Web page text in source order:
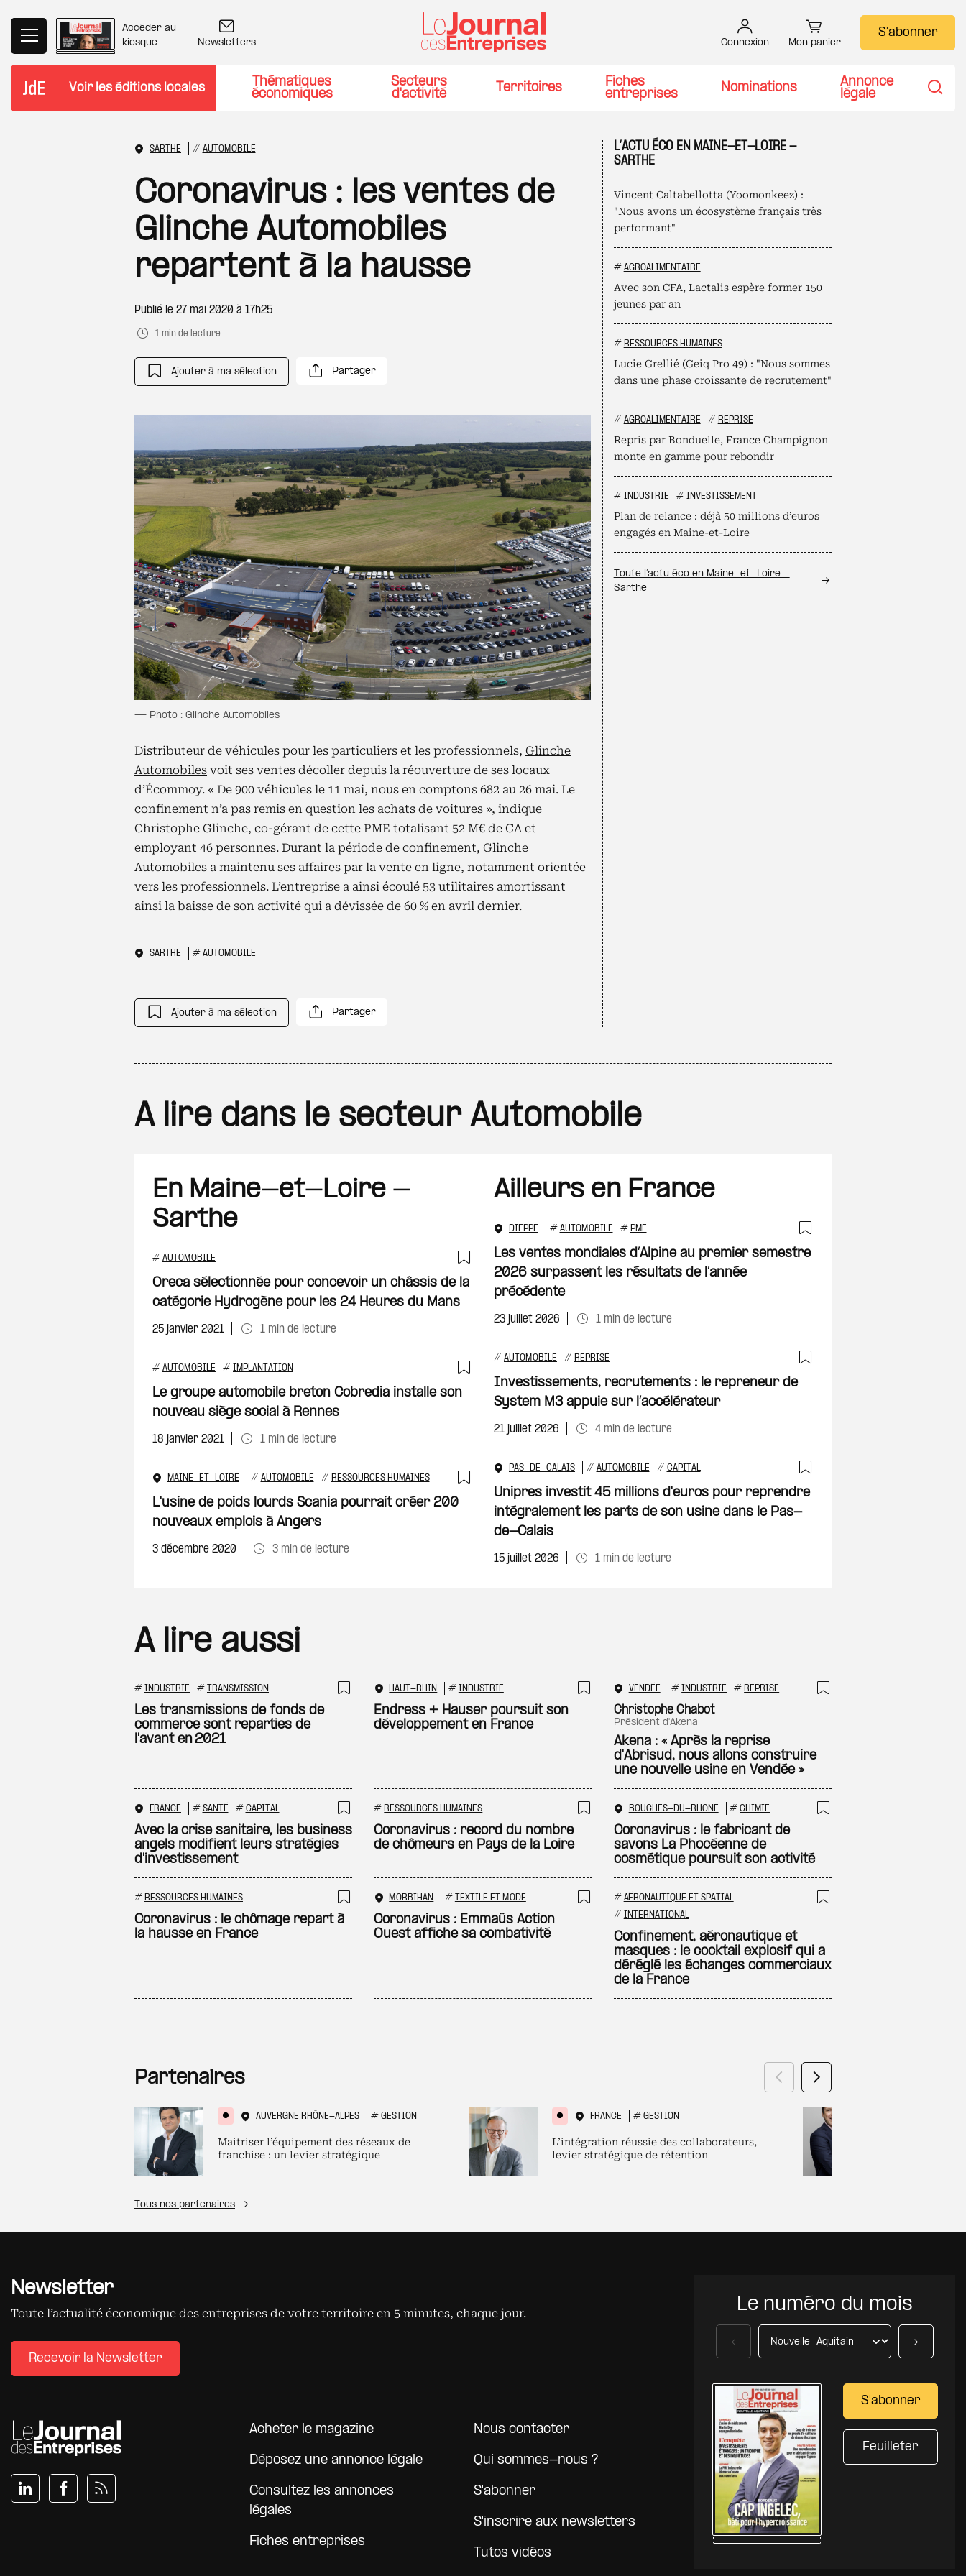
Accéder au
kiosque
Newsletters Connexion Mon panier
S'abonner
Voir les éditions locales
Thématiques
économiques
Secteurs
d'activité
Territoires
Fiches
entreprises
Nominations
Annonce
légale
SARTHE # AUTOMOBILE
Coronavirus : les ventes de
Glinche Automobiles
repartent à la hausse
Publié le 27 mai 2020 à 17h25
1 min de lecture
Ajouter à ma sélection Partager
— Photo : Glinche Automobiles
Distributeur de véhicules pour les particuliers et les professionnels, Glinche
Automobiles voit ses ventes décoller depuis la réouverture de ses locaux
d’Écommoy. « De 900 véhicules le 11 mai, nous en comptons 682 au 26 mai. Le
confinement n’a pas remis en question les achats de voitures », indique
Christophe Glinche, co-gérant de cette PME totalisant 52 M€ de CA et
employant 46 personnes. Durant la période de confinement, Glinche
Automobiles a maintenu ses affaires par la vente en ligne, notamment orientée
vers les professionnels. L’entreprise a ainsi écoulé 53 utilitaires amortissant
ainsi la baisse de son activité qui a dévissée de 60 % en avril dernier.
SARTHE # AUTOMOBILE
Ajouter à ma sélection Partager
L’ACTU ÉCO EN MAINE-ET-LOIRE -
SARTHE
Vincent Caltabellotta (Yoomonkeez) :
"Nous avons un écosystème français très
performant"
# AGROALIMENTAIRE
Avec son CFA, Lactalis espère former 150
jeunes par an
# RESSOURCES HUMAINES
Lucie Grellié (Geiq Pro 49) : "Nous sommes
dans une phase croissante de recrutement"
# AGROALIMENTAIRE # REPRISE
Repris par Bonduelle, France Champignon
monte en gamme pour rebondir
# INDUSTRIE # INVESTISSEMENT
Plan de relance : déjà 50 millions d’euros
engagés en Maine-et-Loire
Toute l’actu éco en Maine-et-Loire -
Sarthe
A lire dans le secteur Automobile
En Maine-et-Loire -
Sarthe
# AUTOMOBILE
Ajouter à ma sélection
Oreca sélectionnée pour concevoir un châssis de la
catégorie Hydrogène pour les 24 Heures du Mans
25 janvier 2021 1 min de lecture
# AUTOMOBILE # IMPLANTATION
Ajouter à ma sélection
Le groupe automobile breton Cobredia installe son
nouveau siège social à Rennes
18 janvier 2021 1 min de lecture
MAINE-ET-LOIRE # AUTOMOBILE # RESSOURCES HUMAINES
Ajouter à ma sélection
L'usine de poids lourds Scania pourrait créer 200
nouveaux emplois à Angers
3 décembre 2020 3 min de lecture
Ailleurs en France
DIEPPE # AUTOMOBILE # PME
Ajouter à ma
Les ventes mondiales d’Alpine au premier semestre
2026 surpassent les résultats de l’année
précédente
23 juillet 2026 1 min de lecture
# AUTOMOBILE # REPRISE
Ajouter à ma
Investissements, recrutements : le repreneur de
System M3 appuie sur l’accélérateur
21 juillet 2026 4 min de lecture
PAS-DE-CALAIS # AUTOMOBILE # CAPITAL
Ajouter à ma
Unipres investit 45 millions d'euros pour reprendre
intégralement les parts de son usine dans le Pas-
de-Calais
15 juillet 2026 1 min de lecture
A lire aussi
# INDUSTRIE # TRANSMISSION
Ajouter à ma sélection
Les transmissions de fonds de
commerce sont reparties de
l'avant en 2021
HAUT-RHIN # INDUSTRIE
Ajouter à ma sélection
Endress + Hauser poursuit son
développement en France
VENDÉE #INDUSTRIE #REPRISE
Christophe Chabot
président d'Akena
Akena : « Après la reprise
d'Abrisud, nous allons construire
une nouvelle usine en Vendée »
FRANCE # SANTÉ # CAPITAL
Ajouter à ma sélection
Avec la crise sanitaire, les business
angels modifient leurs stratégies
d'investissement
#RESSOURCES HUMAINES
Ajouter à ma sélection
Coronavirus : record du nombre
de chômeurs en Pays de la Loire
BOUCHES-DU-RHÔNE #CHIMIE
Coronavirus : le fabricant de
savons La Phocéenne de
cosmétique poursuit son activité
# RESSOURCES HUMAINES
Ajouter à ma sélection
Coronavirus : le chômage repart à
la hausse en France
MORBIHAN # TEXTILE ET MODE
Ajouter à ma sélection
Coronavirus : Emmaüs Action
Ouest affiche sa combativité
# AÉRONAUTIQUE ET SPATIAL
# INTERNATIONAL
Confinement, aéronautique et
masques : le cocktail explosif qui a
déréglé les échanges commerciaux
de la France
Partenaires
AUVERGNE RHÔNE-ALPES # GESTION
Maitriser l’équipement des réseaux de
franchise : un levier stratégique
FRANCE # GESTION
L’intégration réussie des collaborateurs,
levier stratégique de rétention
Précédent
Suivant
Tous nos partenaires
Newsletter
Toute l’actualité économique des entreprises de votre territoire en 5 minutes, chaque jour.
Recevoir la Newsletter
Pied de page
Acheter le magazine
Déposez une annonce légale
Consultez les annonces
légales
Fiches entreprises
Nous contacter
Qui sommes-nous ?
S'abonner
S'inscrire aux newsletters
Tutos vidéos
Le numéro du mois
S'abonner
Feuilleter
Précédent Suivant